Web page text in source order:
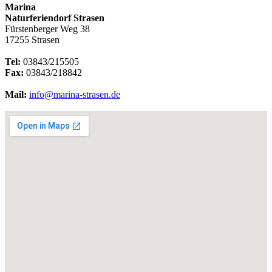
Marina
Naturferiendorf Strasen
Fürstenberger Weg 38
17255 Strasen
Tel: 03843/215505
Fax: 03843/218842
Mail: info@marina-strasen.de